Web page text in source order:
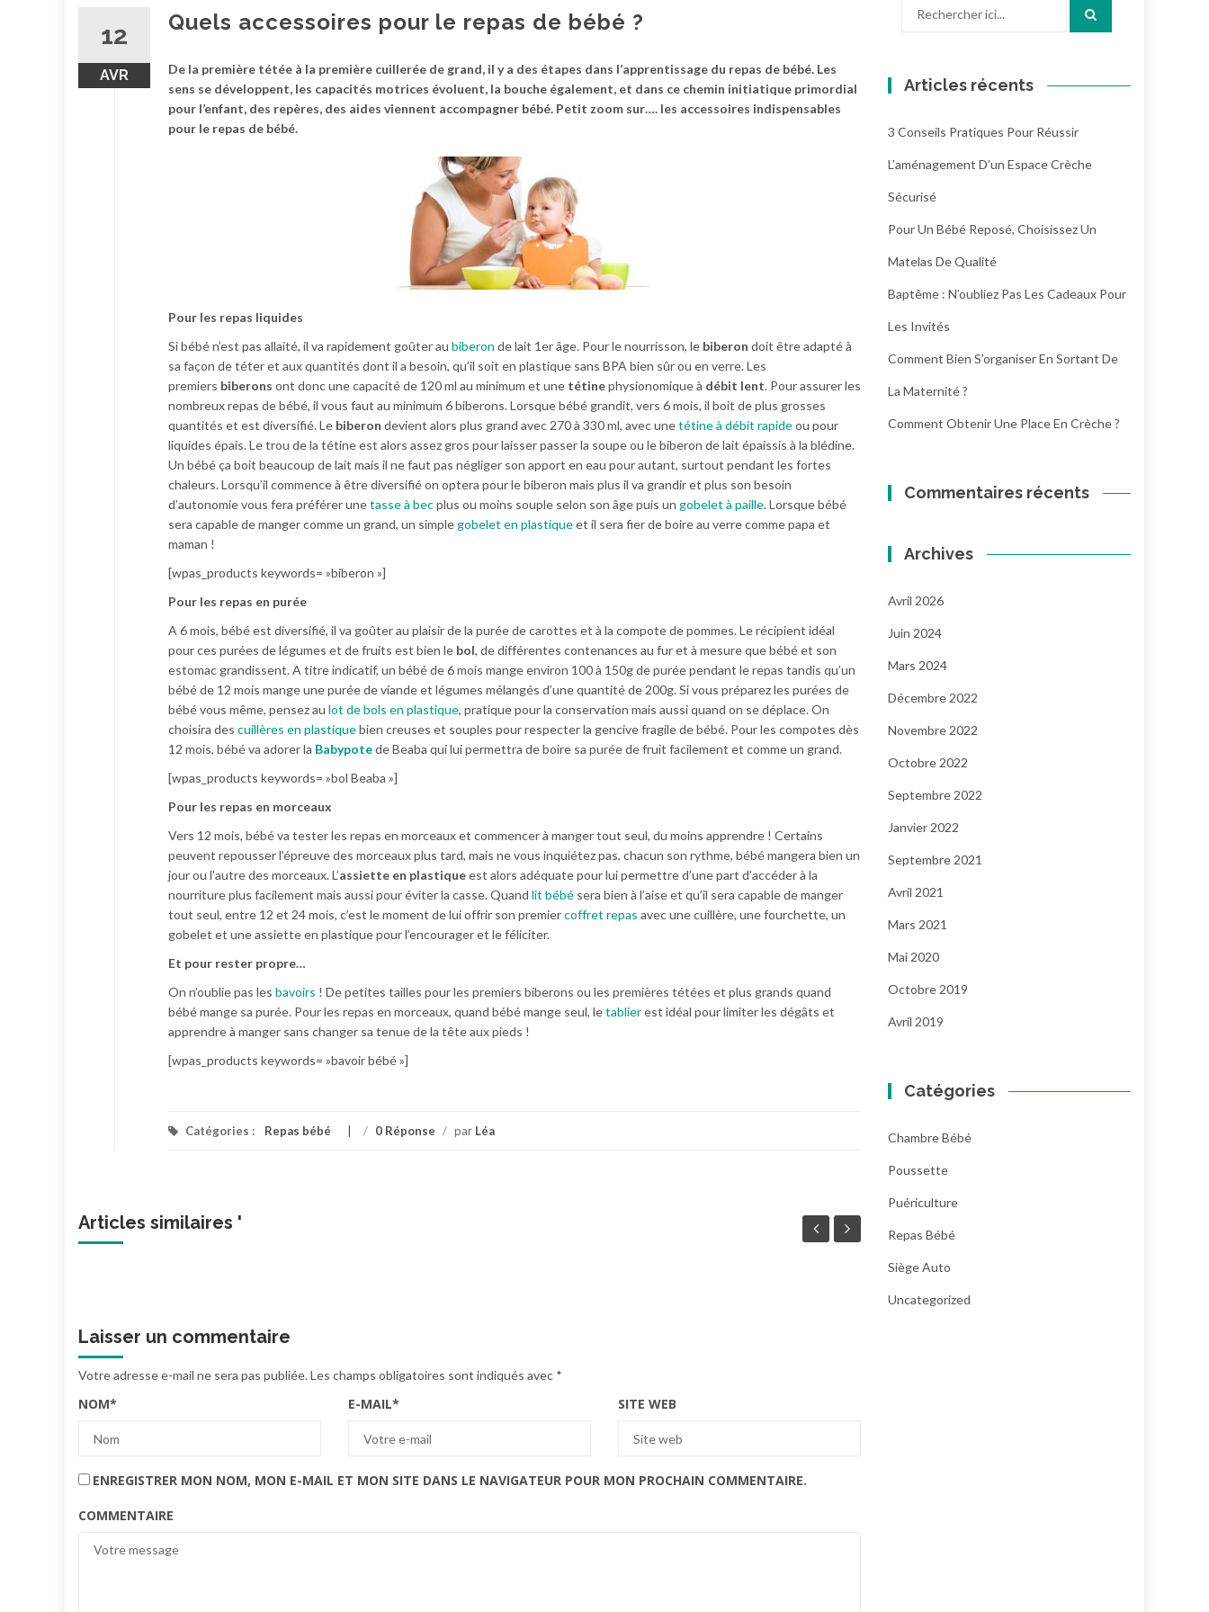
12
AVR
Quels accessoires pour le repas de bébé ?
De la première tétée à la première cuillerée de grand, il y a des étapes dans l’apprentissage du repas de bébé. Les
sens se développent, les capacités motrices évoluent, la bouche également, et dans ce chemin initiatique primordial
pour l’enfant, des repères, des aides viennent accompagner bébé. Petit zoom sur…. les accessoires indispensables
pour le repas de bébé.
Pour les repas liquides
Si bébé n’est pas allaité, il va rapidement goûter au biberon de lait 1er âge. Pour le nourrisson, le biberon doit être adapté à
sa façon de téter et aux quantités dont il a besoin, qu’il soit en plastique sans BPA bien sûr ou en verre. Les
premiers biberons ont donc une capacité de 120 ml au minimum et une tétinephysionomique à débit lent. Pour assurer les
nombreux repas de bébé, il vous faut au minimum 6 biberons. Lorsque bébé grandit, vers 6 mois, il boit de plus grosses
quantités et est diversifié. Le biberon devient alors plus grand avec 270 à 330 ml, avec unetétine à débit rapideou pour
liquides épais. Le trou de la tétine est alors assez gros pour laisser passer la soupe ou le biberon de lait épaissis à la blédine.
Un bébé ça boit beaucoup de lait mais il ne faut pas négliger son apport en eau pour autant, surtout pendant les fortes
chaleurs. Lorsqu’il commence à être diversifié on optera pour le biberon mais plus il va grandir et plus son besoin
d’autonomie vous fera préférer unetasse à becplus ou moins souple selon son âge puis un gobelet à paille. Lorsque bébé
sera capable de manger comme un grand, un simplegobelet en plastiqueet il sera fier de boire au verre comme papa et
maman !
[wpas_products keywords= »biberon »]
Pour les repas en purée
A 6 mois, bébé est diversifié, il va goûter au plaisir de la purée de carottes et à la compote de pommes. Le récipient idéal
pour ces purées de légumes et de fruits est bien le bol, de différentes contenances au fur et à mesure que bébé et son
estomac grandissent. A titre indicatif, un bébé de 6 mois mange environ 100 à 150g de purée pendant le repas tandis qu’un
bébé de 12 mois mange une purée de viande et légumes mélangés d’une quantité de 200g. Si vous préparez les purées de
bébé vous même, pensez au lot de bols en plastique, pratique pour la conservation mais aussi quand on se déplace. On
choisira des cuillères en plastiquebien creuses et souples pour respecter la gencive fragile de bébé. Pour les compotes dès
12 mois, bébé va adorer la Babypotede Beaba qui lui permettra de boire sa purée de fruit facilement et comme un grand.
[wpas_products keywords= »bol Beaba »]
Pour les repas en morceaux
Vers 12 mois, bébé va tester les repas en morceaux et commencer à manger tout seul, du moins apprendre ! Certains
peuvent repousser l’épreuve des morceaux plus tard, mais ne vous inquiétez pas, chacun son rythme, bébé mangera bien un
jour ou l’autre des morceaux. L’assiette en plastiqueest alors adéquate pour lui permettre d’une part d’accéder à la
nourriture plus facilement mais aussi pour éviter la casse. Quand lit bébé sera bien à l’aise et qu’il sera capable de manger
tout seul, entre 12 et 24 mois, c’est le moment de lui offrir son premiercoffret repas avec une cuillère, une fourchette, un
gobelet et une assiette en plastique pour l’encourager et le féliciter.
Et pour rester propre…
On n’oublie pas les bavoirs ! De petites tailles pour les premiers biberons ou les premières tétées et plus grands quand
bébé mange sa purée. Pour les repas en morceaux, quand bébé mange seul, letablierest idéal pour limiter les dégâts et
apprendre à manger sans changer sa tenue de la tête aux pieds !
[wpas_products keywords= »bavoir bébé »]
Catégories : Repas bébé / 0 Réponse / par Léa
Articles similaires '
Laisser un commentaire
Votre adresse e-mail ne sera pas publiée.Les champs obligatoires sont indiqués avec *
NOM* E-MAIL* SITE WEB
ENREGISTRER MON NOM, MON E-MAIL ET MON SITE DANS LE NAVIGATEUR POUR MON PROCHAIN COMMENTAIRE.
COMMENTAIRE
Articles récents
3 Conseils Pratiques Pour Réussir
L’aménagement D’un Espace Crèche
Sécurisé
Pour Un Bébé Reposé, Choisissez Un
Matelas De Qualité
Baptême : N’oubliez Pas Les Cadeaux Pour
Les Invités
Comment Bien S’organiser En Sortant De
La Maternité ?
Comment Obtenir Une Place En Crèche ?
Commentaires récents
Archives
Avril 2026
Juin 2024
Mars 2024
Décembre 2022
Novembre 2022
Octobre 2022
Septembre 2022
Janvier 2022
Septembre 2021
Avril 2021
Mars 2021
Mai 2020
Octobre 2019
Avril 2019
Catégories
Chambre Bébé
Poussette
Puériculture
Repas Bébé
Siège Auto
Uncategorized